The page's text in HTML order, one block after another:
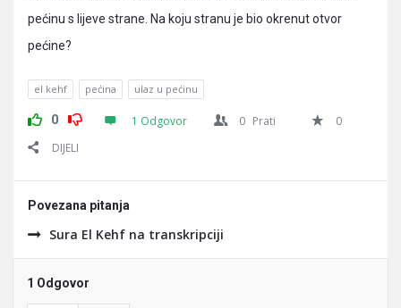
pećinu s lijeve strane. Na koju stranu je bio okrenut otvor
pećine?
el kehf pećina ulaz u pećinu
0 1 Odgovor 0 Prati
0
DIJELI
Povezana pitanja
Sura El Kehf na transkripciji
1 Odgovor